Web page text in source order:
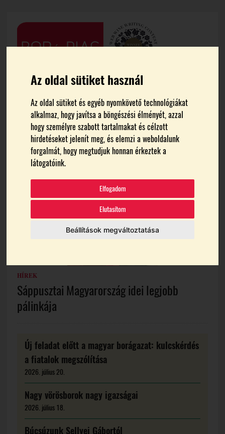
Az oldal sütiket használ
Az oldal sütiket és egyéb nyomkövető technológiákat
alkalmaz, hogy javítsa a böngészési élményét, azzal
hogy személyre szabott tartalmakat és célzott
hirdetéseket jelenít meg, és elemzi a weboldalunk
forgalmát, hogy megtudjuk honnan érkeztek a
látogatóink.
Elfogadom
Elutasítom
Beállítások megváltoztatása
FŐOLDAL ÁRVAY NIKOLETT
Árvay Nikolett
HÍREK
Sáppusztai Magyarország idei legjobb
pálinkája
Új feladat előtt a magyar borágazat: kulcskérdés
a fiatalok megszólítása
2026. július 20.
Nagy vörösborok nagy igazságai
2026. július 18.
Búcsúzunk Sellyei Gábortól